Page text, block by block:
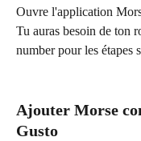
Ouvre l'application
Tu auras besoin de ton
number pour les étapes
Ajouter Morse
Gusto